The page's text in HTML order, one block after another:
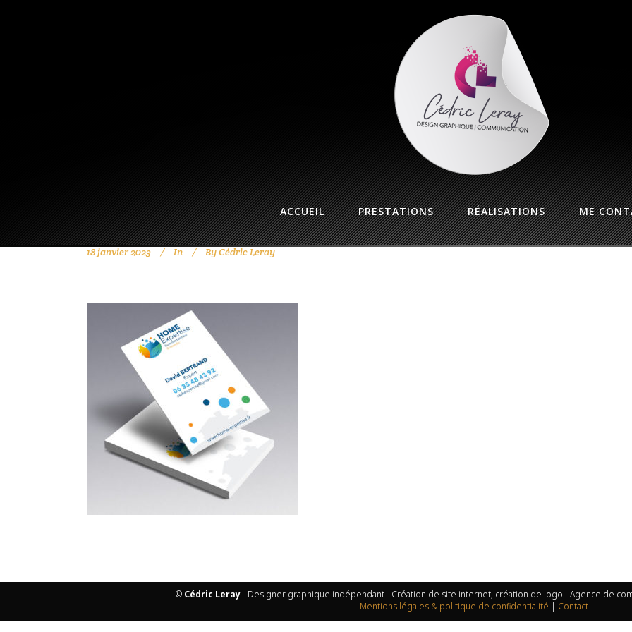
ACCUEIL PRESTATIONS RÉALISATIONS ME
18 janvier 2023 In ByCédric Leray
© Cédric Leray- Designer graphique indépendant - Création de site internet, création de logo - Agence de
Mentions légales & politique de confidentialité | Contact